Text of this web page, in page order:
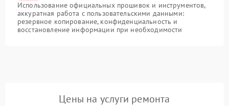
Использование официальных прошивок и инструментов,
аккуратная работа с пользовательскими данными:
резервное копирование, конфиденциальность и
восстановление информации при необходимости
Цены на услуги ремонта